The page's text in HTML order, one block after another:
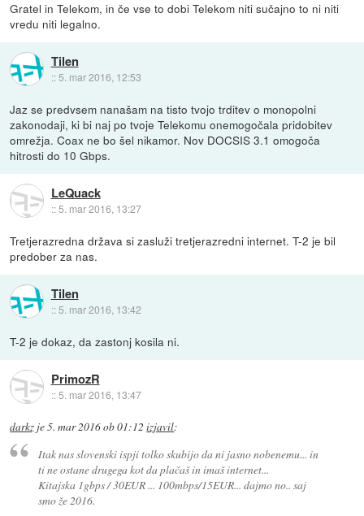
Gratel in Telekom, in če vse to dobi Telekom niti sučajno to ni niti
vredu niti legalno.
Tilen
:: 5. mar 2016, 12:53
Jaz se predvsem nanašam na tisto tvojo trditev o monopolni
zakonodaji, ki bi naj po tvoje Telekomu onemogočala pridobitev
omrežja. Coax ne bo šel nikamor. Nov DOCSIS 3.1 omogoča
hitrosti do 10 Gbps.
LeQuack
::5. mar 2016, 13:27
Tretjerazredna država si zasluži tretjerazredni internet. T-2 je bil
predober za nas.
Tilen
:: 5. mar 2016, 13:42
T-2 je dokaz, da zastonj kosila ni.
PrimozR
::5. mar 2016, 13:47
darkz je5. mar 2016 ob 01:12 izjavil:
Itak nas slovenski ispji tolko skubijo da ni jasno nobenemu... in
ti ne ostane drugega kot da plačaš in imaš internet...
Kitajska 1gbps / 30EUR ... 100mbps/15EUR... dajmo no.. saj
smo že 2016.